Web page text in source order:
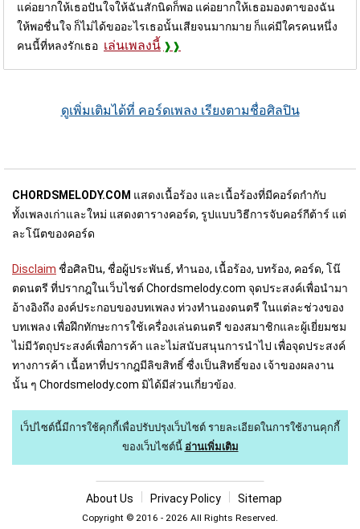
แค่อยากให้เธอปันใจให้ฉันสักนิดก็พอ แค่อยากให้เธอมองตาของฉัน
ให้พอชื่นใจ ก็ไม่ได้ขออะไรเธอนั้นเสียจนมากมาย ก็แค่มีใครคนหนึ่ง
คนนี้ที่หลงรักเธอ เล่นเพลงนี้
ดูเพิ่มเติมได้ที่ คอร์ดเพลง เรียงตามชื่อศิลปิน
CHORDSMELODY.COM แสดงเนื้อร้อง และเนื้อร้องที่มีคอร์ดกำกับ
ทั้งเพลงเก่าและใหม่ แสดงตารางคอร์ด, รูปแบบวิธีการจับคอร์กีต้าร์ แต่
ละโน๊ตของคอร์ด
Disclaim ชื่อศิลปิน, ชื่อผู้ประพันธ์, ทำนอง, เนื้อร้อง, บทร้อง, คอร์ด, โน๊
ตดนตรี ที่ปรากฎในเว็บไชต์ Chordsmelody.com จุดประสงค์เพื่อนำมา
อ้างอิงถึง องค์ประกอบของบทเพลง ท่วงทำนองดนตรี ในแต่ละช่วงของ
บทเพลง เพื่อฝึกทักษะการใช้เครื่องเล่นดนตรี ของสมาชิกและผู้เยี่ยมชม
ไม่มีวัตถุประสงค์เพื่อการค้า และไม่สนับสนุนการนำไป เพื่อจุดประสงค์
ทางการค้า เนื้อหาที่ปรากฎมีลิขสิทธิ์ ซื่งเป็นสิทธิ์ของ เจ้าของผลงาน
นั้น ๆ Chordsmelody.com มิได้มีส่วนเกี่ยวข้อง.
เว็ปไซต์นี้มีการใช้คุกกี้เพื่อปรับปรุงเว็บไซต์ รายละเอียดในการใช้งานคุกกี้
ของเว็บไซต์นี้ อ่านเพิ่มเติม
About Us Privacy Policy Sitemap
Copyright © 2016 - 2026 All Rights Reserved.